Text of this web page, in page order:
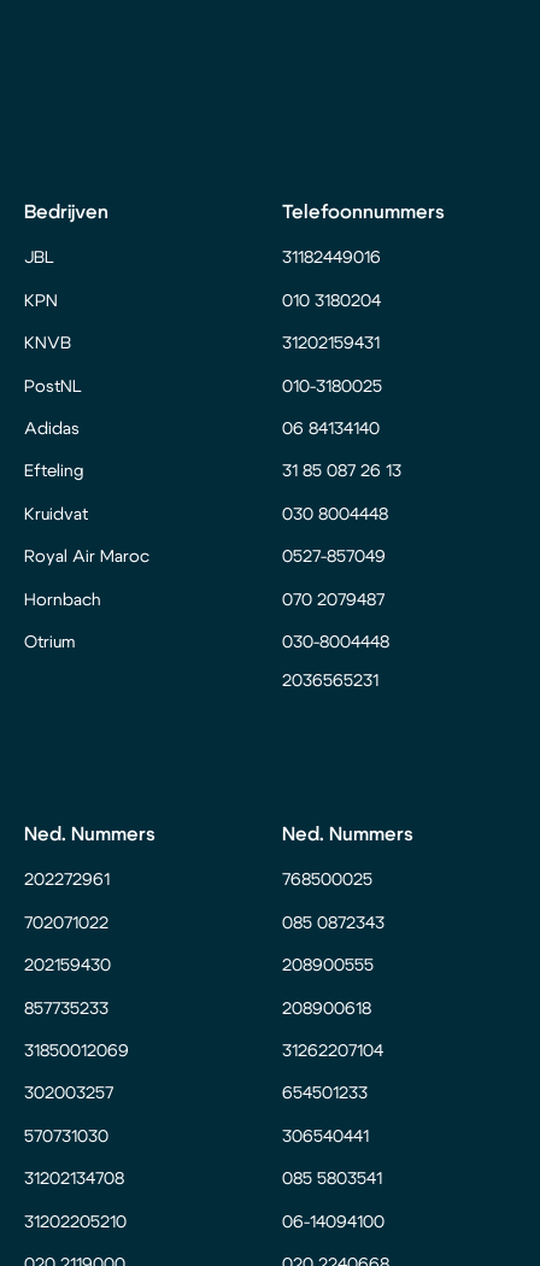
Bedrijven
JBL
KPN
KNVB
PostNL
Adidas
Efteling
Kruidvat
Royal Air Maroc
Hornbach
Otrium
Telefoonnummers
31182449016
010 3180204
31202159431
010-3180025
06 84134140
31 85 087 26 13
030 8004448
0527-857049
070 2079487
030-8004448
2036565231
Ned. Nummers
202272961
702071022
202159430
857735233
31850012069
302003257
570731030
31202134708
31202205210
Ned. Nummers
768500025
085 0872343
208900555
208900618
31262207104
654501233
306540441
085 5803541
06-14094100